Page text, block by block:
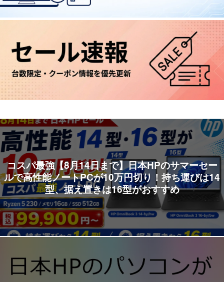
コスパ最強【8月14日まで】日本HPのサマーセー
ルで高性能ノートPCが10万円切り！持ち運びは14
型、据え置きは16型がおすすめ